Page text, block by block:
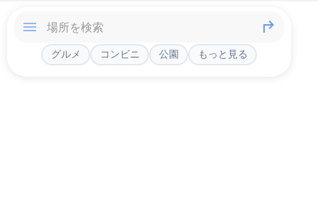
グルメ コンビニ 公園 もっと見る